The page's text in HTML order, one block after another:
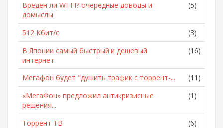
Вреден ли WI-FI? очередные доводы и
домыслы
(5)
512 Кбит/с
(3)
В Японии самый быстрый и дешевый
интернет
(16)
Мегафон будет "душить трафик с торрент-...
(11)
«МегаФон» предложил антикризисные
решения...
(1)
Торрент ТВ
(6)